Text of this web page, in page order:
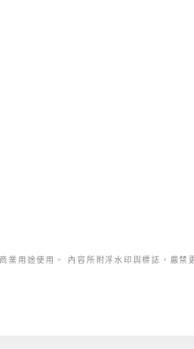
用途使用。 內容所附浮水印與標誌，嚴禁